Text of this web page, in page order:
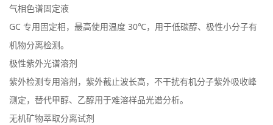
气相色谱固定液
GC 专用固定相，最高使用温度 30℃，用于低碳醇、极性小分子有
机物分离检测。
极性紫外光谱溶剂
紫外检测专用溶剂，紫外截止波长高，不干扰有机分子紫外吸收峰
测定，替代甲醇、乙醇用于难溶样品光谱分析。
无机矿物萃取分离试剂